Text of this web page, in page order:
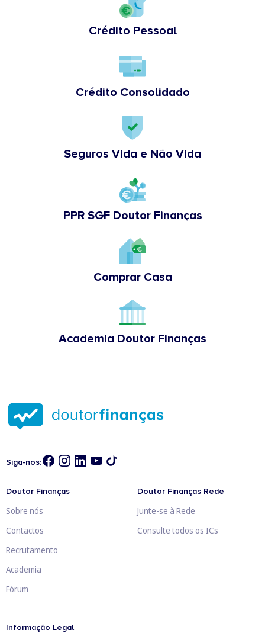
Crédito Pessoal
Crédito Consolidado
Seguros Vida e Não Vida
PPR SGF Doutor Finanças
Comprar Casa
Academia Doutor Finanças
Siga-nos:
Doutor Finanças
Sobre nós
Contactos
Recrutamento
Academia
Fórum
Doutor Finanças Rede
Junte-se à Rede
Consulte todos os ICs
Informação Legal